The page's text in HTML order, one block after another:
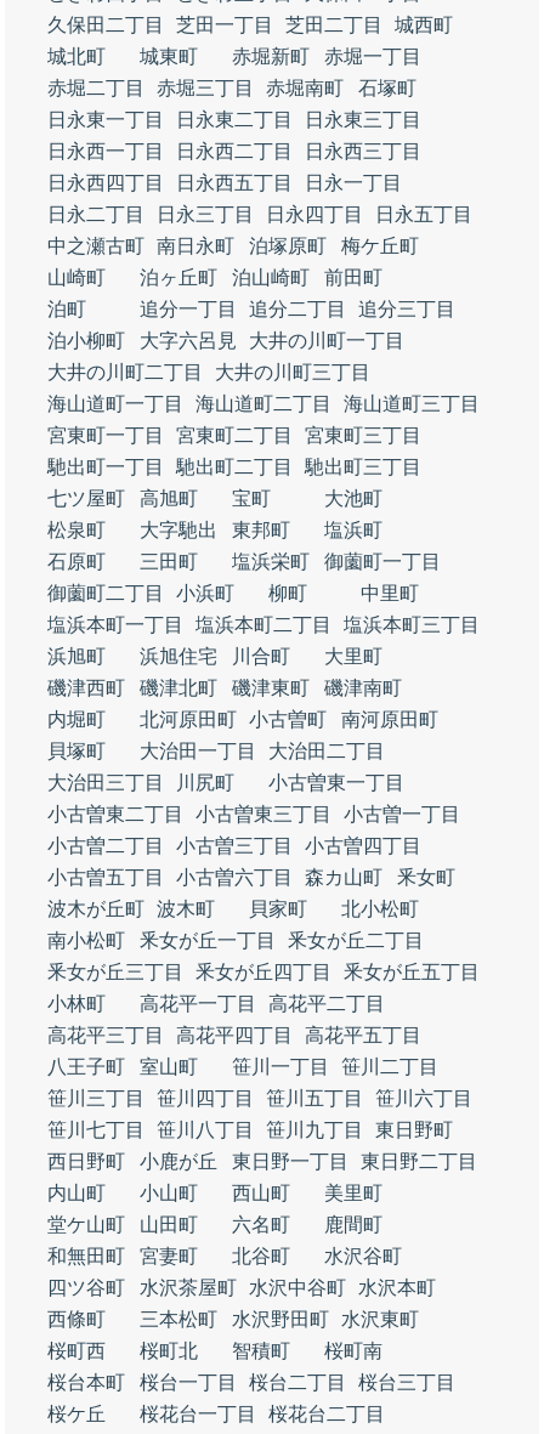
久保田二丁目
芝田一丁目 芝田二丁目
城西町
城北町
城東町 赤堀新町
赤堀一丁目
赤堀二丁目
赤堀三丁目 赤堀南町
石塚町
日永東一丁目
日永東二丁目
日永東三丁目
日永西一丁目
日永西二丁目
日永西三丁目
日永西四丁目
日永西五丁目
日永一丁目
日永二丁目
日永三丁目 日永四丁目
日永五丁目
中之瀬古町 南日永町 泊塚原町
梅ケ丘町
山崎町
泊ヶ丘町 泊山崎町
前田町
泊町
追分一丁目 追分二丁目
追分三丁目
泊小柳町
大字六呂見
大井の川町一丁目
大井の川町二丁目
大井の川町三丁目
海山道町一丁目
海山道町二丁目
海山道町三丁目
宮東町一丁目
宮東町二丁目
宮東町三丁目
馳出町一丁目
馳出町二丁目
馳出町三丁目
七ツ屋町
高旭町 宝町
大池町
松泉町
大字馳出 東邦町
塩浜町
石原町
三田町 塩浜栄町
御薗町一丁目
御薗町二丁目
小浜町 柳町
中里町
塩浜本町一丁目
塩浜本町二丁目
塩浜本町三丁目
浜旭町
浜旭住宅 川合町
大里町
磯津西町
磯津北町 磯津東町
磯津南町
内堀町
北河原田町 小古曽町
南河原田町
貝塚町
大治田一丁目
大治田二丁目
大治田三丁目
川尻町
小古曽東一丁目
小古曽東二丁目
小古曽東三丁目
小古曽一丁目
小古曽二丁目
小古曽三丁目
小古曽四丁目
小古曽五丁目
小古曽六丁目 森カ山町
釆女町
波木が丘町 波木町 貝家町
北小松町
南小松町
釆女が丘一丁目
釆女が丘二丁目
釆女が丘三丁目
釆女が丘四丁目
釆女が丘五丁目
小林町
高花平一丁目
高花平二丁目
高花平三丁目
高花平四丁目
高花平五丁目
八王子町
室山町 笹川一丁目
笹川二丁目
笹川三丁目
笹川四丁目 笹川五丁目
笹川六丁目
笹川七丁目
笹川八丁目 笹川九丁目
東日野町
西日野町
小鹿が丘 東日野一丁目
東日野二丁目
内山町
小山町 西山町
美里町
堂ケ山町
山田町 六名町
鹿間町
和無田町
宮妻町 北谷町
水沢谷町
四ツ谷町
水沢茶屋町 水沢中谷町
水沢本町
西條町
三本松町 水沢野田町
水沢東町
桜町西
桜町北 智積町
桜町南
桜台本町
桜台一丁目 桜台二丁目
桜台三丁目
桜ケ丘
桜花台一丁目
桜花台二丁目